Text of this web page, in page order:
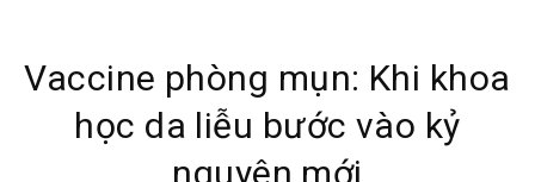
Vaccine phòng mụn: Khi khoa
học da liễu bước vào kỷ
nguyên mới